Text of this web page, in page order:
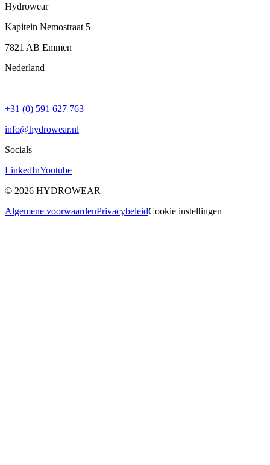
Hydrowear
Kapitein Nemostraat 5
7821 AB Emmen
Nederland
+31 (0) 591 627 763
info@hydrowear.nl
Socials
LinkedInYoutube
© 2026 HYDROWEAR
Algemene voorwaardenPrivacybeleidCookie instellingen